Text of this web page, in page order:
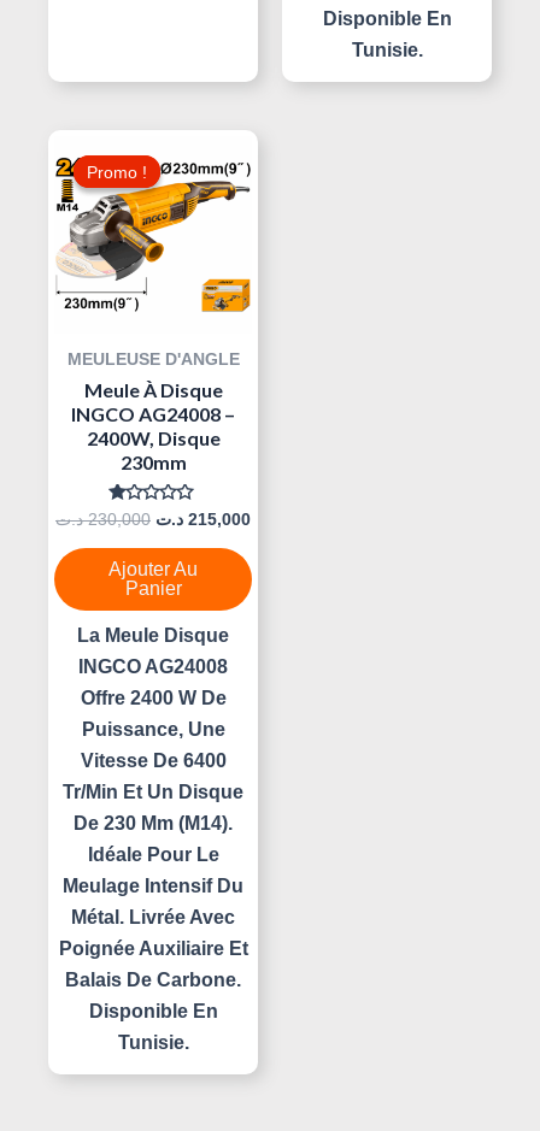
Disponible En
Tunisie.
Promo !
Promo !
MEULEUSE D'ANGLE
Meule À Disque
INGCO AG24008 –
2400W, Disque
230mm
Note
Sur
5
230,000 د.ت
Prix
Initial
Était :
215,000 د.ت
Le
Ajouter Au
Panier
La Meule Disque
INGCO AG24008
Offre 2400 W De
Puissance, Une
Vitesse De 6400
Tr/min Et Un Disque
De 230 Mm (M14).
Idéale Pour Le
Meulage Intensif Du
Métal. Livrée Avec
Poignée Auxiliaire Et
Balais De Carbone.
Disponible En
Tunisie.